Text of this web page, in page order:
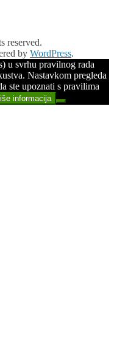
reserved.
by WordPress.
u svrhu pravilnog rada
Nastavkom pregleda
ste upoznati s pravilima
informacija